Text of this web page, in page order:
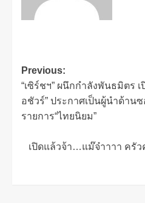
Previous:
“เซิร์ชฯ” ผนึกกำลังพันธมิตร
อชัวร์” ประกาศเป็นผู้นำด้าน
รายการ“ไทยนิยม”
เปิดแล้วจ้า…แม๊จ๋าาาา ครั